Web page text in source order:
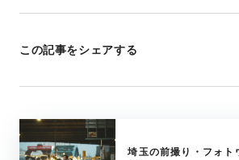
この記事をシェアする
埼玉の前撮り・フォト